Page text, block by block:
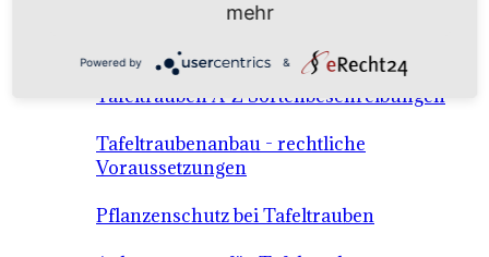
Tafeltrauben A-Z Sortenbeschreibungen
Tafeltraubenanbau - rechtliche
Voraussetzungen
Pflanzenschutz bei Tafeltrauben
mehr
Powered by &